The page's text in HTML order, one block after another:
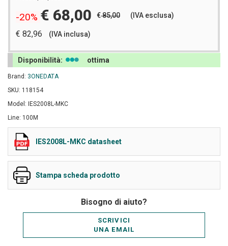
-20% € 68,00 €85,00 (IVA esclusa)
€ 82,96 (IVA inclusa)
Disponibilità: ottima
Brand: 3ONEDATA
SKU: 118154
Model: IES2008L-MKC
Line: 100M
IES2008L-MKC datasheet
Stampa scheda prodotto
Bisogno di aiuto?
SCRIVICI
UNA EMAIL